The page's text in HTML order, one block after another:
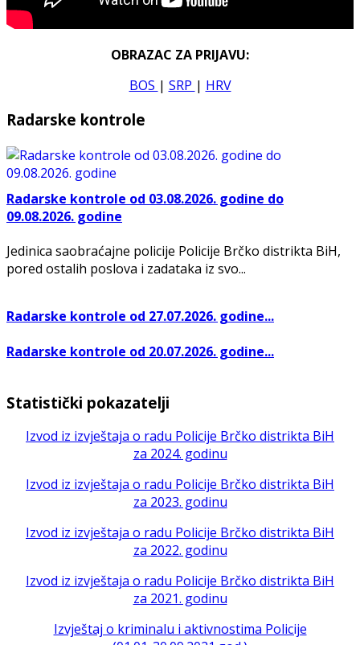
OBRAZAC ZA PRIJAVU:
BOS | SRP | HRV
Radarske kontrole
Radarske kontrole od 03.08.2026. godine do
09.08.2026. godine
Jedinica saobraćajne policije Policije Brčko distrikta BiH,
pored ostalih poslova i zadataka iz svo...
Radarske kontrole od 27.07.2026. godine...
Radarske kontrole od 20.07.2026. godine...
Statistički pokazatelji
Izvod iz izvještaja o radu Policije Brčko distrikta BiH
za 2024. godinu
Izvod iz izvještaja o radu Policije Brčko distrikta BiH
za 2023. godinu
Izvod iz izvještaja o radu Policije Brčko distrikta BiH
za 2022. godinu
Izvod iz izvještaja o radu Policije Brčko distrikta BiH
za 2021. godinu
Izvještaj o kriminalu i aktivnostima Policije